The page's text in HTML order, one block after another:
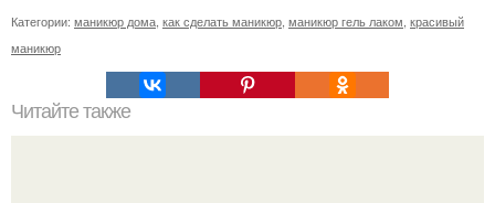
Категории: маникюр дома как сделать маникюр маникюр гель лаком красивый
маникюр
Читайте также